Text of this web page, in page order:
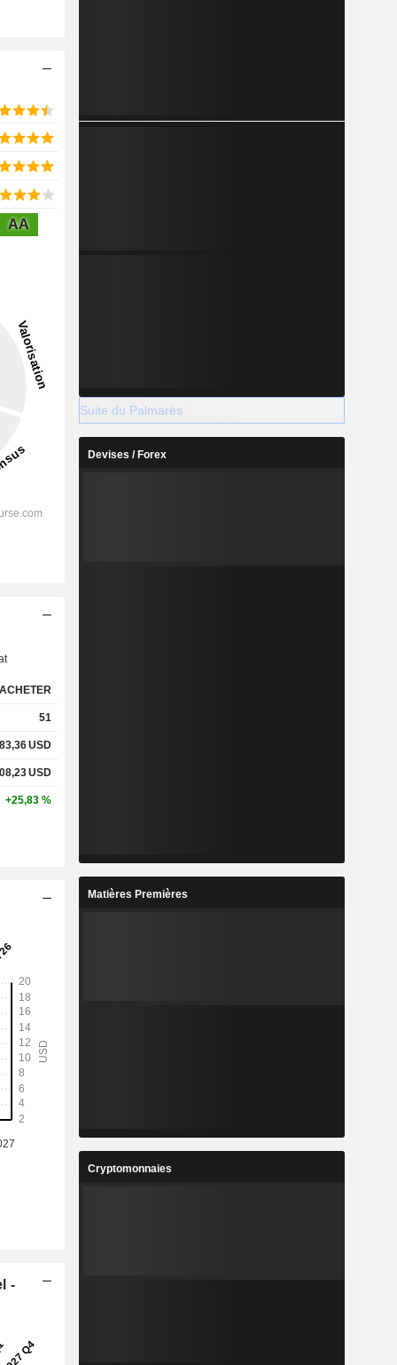
AA
ACHETER
51
USD
USD
+25,83 %
-
Suite du Palmarès
Devises / Forex
Matières Premières
Cryptomonnaies